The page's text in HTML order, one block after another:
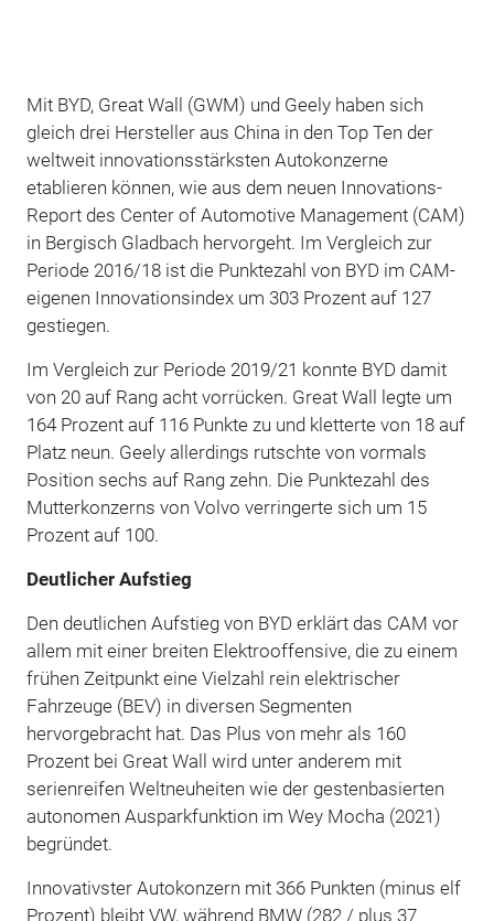
Mit BYD, Great Wall (GWM) und Geely haben sich
gleich drei Hersteller aus China in den Top Ten der
weltweit innovationsstärksten Autokonzerne
etablieren können, wie aus dem neuen Innovations-
Report des Center of Automotive Management (CAM)
in Bergisch Gladbach hervorgeht. Im Vergleich zur
Periode 2016/18 ist die Punktezahl von BYD im CAM-
eigenen Innovationsindex um 303 Prozent auf 127
gestiegen.
Im Vergleich zur Periode 2019/21 konnte BYD damit
von 20 auf Rang acht vorrücken. Great Wall legte um
164 Prozent auf 116 Punkte zu und kletterte von 18 auf
Platz neun. Geely allerdings rutschte von vormals
Position sechs auf Rang zehn. Die Punktezahl des
Mutterkonzerns von Volvo verringerte sich um 15
Prozent auf 100.
Deutlicher Aufstieg
Den deutlichen Aufstieg von BYD erklärt das CAM vor
allem mit einer breiten Elektrooffensive, die zu einem
frühen Zeitpunkt eine Vielzahl rein elektrischer
Fahrzeuge (BEV) in diversen Segmenten
hervorgebracht hat. Das Plus von mehr als 160
Prozent bei Great Wall wird unter anderem mit
serienreifen Weltneuheiten wie der gestenbasierten
autonomen Ausparkfunktion im Wey Mocha (2021)
begründet.
Innovativster Autokonzern mit 366 Punkten (minus elf
Prozent) bleibt VW, während BMW (282 / plus 37